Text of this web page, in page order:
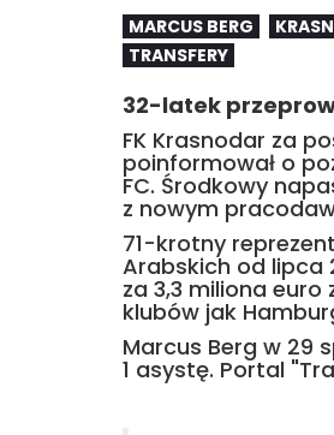
MARCUS BERG
TRANSFERY
32-latek
FK Krasnodar za
poinformował o
FC. Środkowy
z nowym
71-krotny
Arabskich od lipca
za 3,3 miliona euro
klubów jak
Marcus Berg w 29
1 asystę. Portal